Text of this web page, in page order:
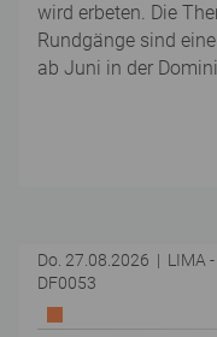
wird erbeten. Die
Rundgänge sind
ab Juni in der
Do. 27.08.2026 | LIMA
DF0053